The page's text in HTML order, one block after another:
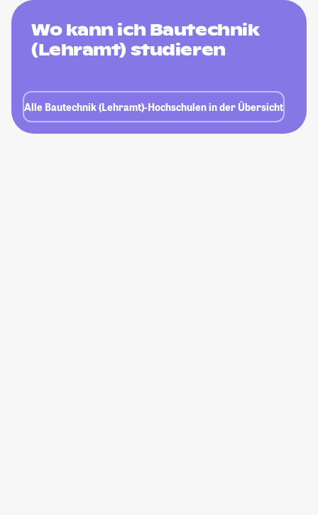
Wo kann ich Bautechnik
(Lehramt) studieren
Alle Bautechnik (Lehramt)-Hochschulen in der Übersicht